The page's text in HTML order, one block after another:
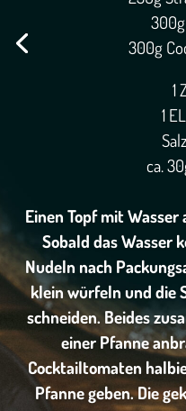
300g
1
1
ca.
Einen Topf mit
Sobald das Wasser
Nudeln nach
klein würfeln und die
schneiden. Beides
einer Pfanne
Cocktailtomaten
Pfanne geben. Die